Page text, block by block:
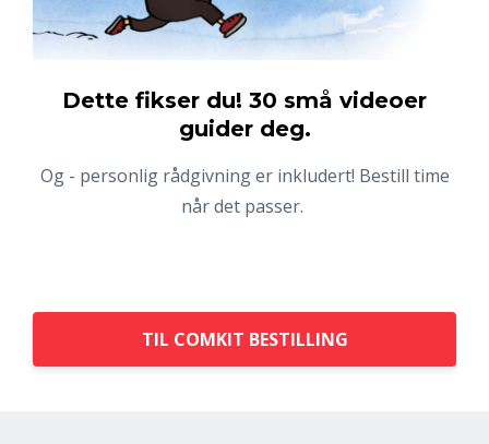
Dette fikser du! 30 små videoer
guider deg.
Og - personlig rådgivning er inkludert! Bestill time
når det passer.
TIL COMKIT BESTILLING